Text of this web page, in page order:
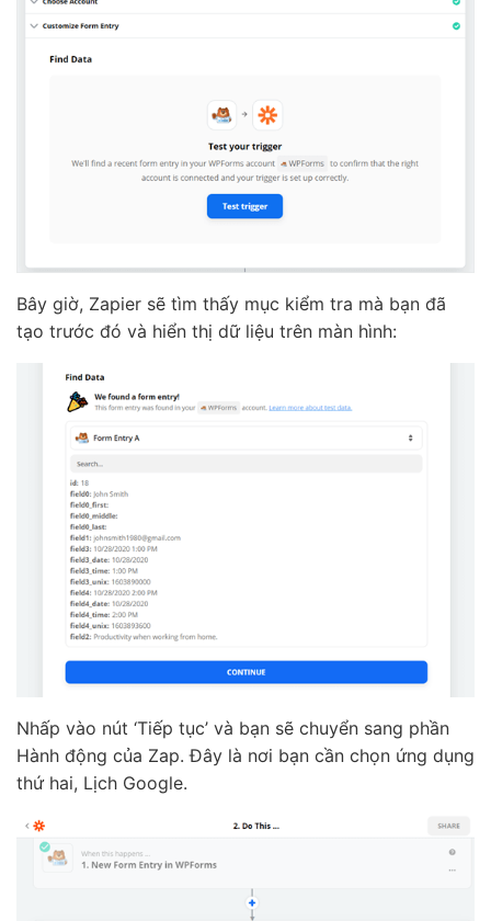
Bây giờ, Zapier sẽ tìm thấy mục kiểm tra mà bạn đã
tạo trước đó và hiển thị dữ liệu trên màn hình:
Nhấp vào nút ‘Tiếp tục’ và bạn sẽ chuyển sang phần
Hành động của Zap. Đây là nơi bạn cần chọn ứng dụng
thứ hai, Lịch Google.